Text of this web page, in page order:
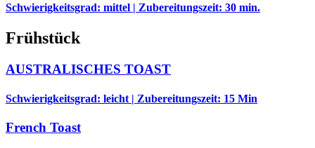
Schwierigkeitsgrad: mittel | Zubereitungszeit: 30 min.
Frühstück
AUSTRALISCHES TOAST
Schwierigkeitsgrad: leicht | Zubereitungszeit: 15 Min
French Toast